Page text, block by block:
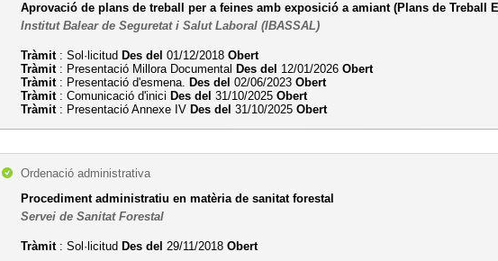
Aprovació de plans de treball per a feines amb exposició a amiant (Plans de Treball
Institut Balear de Seguretat i Salut Laboral (IBASSAL)
Tràmit: Sol·licitud Des del 01/12/2018Obert
Tràmit: Presentació Millora Documental Des del 12/01/2026Obert
Tràmit: Presentació d'esmena. Des del 02/06/2023Obert
Tràmit: Comunicació d'inici Des del 31/10/2025Obert
Tràmit: Presentació Annexe IV Des del 31/10/2025Obert
Ordenació administrativa
Procediment administratiu en matèria de sanitat forestal
Servei de Sanitat Forestal
Tràmit: Sol·licitud Des del 29/11/2018Obert